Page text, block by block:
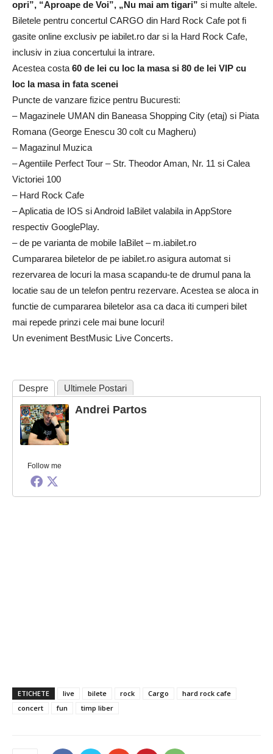
opri”, “Aproape de Voi”, „Nu mai am tigari” si multe altele.
Biletele pentru concertul CARGO din Hard Rock Cafe pot fi
gasite online exclusiv pe iabilet.ro dar si la Hard Rock Cafe,
inclusiv in ziua concertului la intrare.
Acestea costa 60 de lei cu loc la masa si 80 de lei VIP cu
loc la masa in fata scenei
Puncte de vanzare fizice pentru Bucuresti:
– Magazinele UMAN din Baneasa Shopping City (etaj) si Piata
Romana (George Enescu 30 colt cu Magheru)
– Magazinul Muzica
– Agentiile Perfect Tour – Str. Theodor Aman, Nr. 11 si Calea
Victoriei 100
– Hard Rock Cafe
– Aplicatia de IOS si Android IaBilet valabila in AppStore
respectiv GooglePlay.
– de pe varianta de mobile IaBilet – m.iabilet.ro
Cumpararea biletelor de pe iabilet.ro asigura automat si
rezervarea de locuri la masa scapandu-te de drumul pana la
locatie sau de un telefon pentru rezervare. Acestea se aloca in
functie de cumpararea biletelor asa ca daca iti cumperi bilet
mai repede prinzi cele mai bune locuri!
Un eveniment BestMusic Live Concerts.
Despre Ultimele Postari
Follow me
Andrei Partos
ETICHETE live bilete rock Cargo
hard rock cafe
concert
fun timp liber